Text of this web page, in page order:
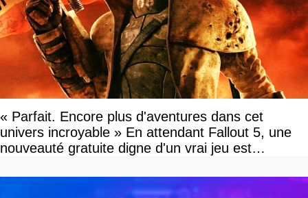
« Parfait. Encore plus d'aventures dans cet
univers incroyable » En attendant Fallout 5, une
nouveauté gratuite digne d'un vrai jeu est